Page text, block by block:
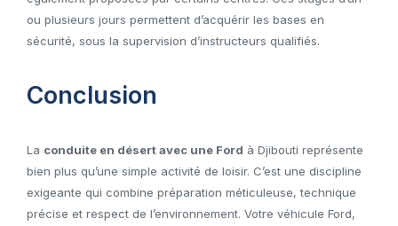
ou plusieurs jours permettent d’acquérir les bases en
sécurité, sous la supervision d’instructeurs qualifiés.
Conclusion
La conduite en désert avec une Ford à Djibouti représente
bien plus qu’une simple activité de loisir. C’est une discipline
exigeante qui combine préparation méticuleuse, technique
précise et respect de l’environnement. Votre véhicule Ford,